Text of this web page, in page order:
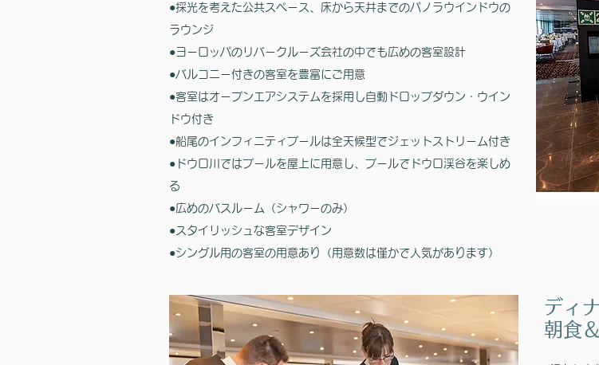
●採光を考えた公共スペース、床から天井までのパノラウインドウの
ラウンジ
●ヨーロッパのリバークルーズ会社の中でも広めの客室設計
●バルコニー付きの客室を豊富にご用意
●客室はオープンエアシステムを採用し自動ドロップダウン・ウイン
ドウ付き
●船尾のインフィニティプールは全天候型でジェットストリーム付き
●ドウロ川ではプールを屋上に用意し、プールでドウロ渓谷を楽しめ
る
●広めのバスルーム（シャワーのみ）
●スタイリッシュな客室デザイン
​●シングル用の客室の用意あり（用意数は僅かで人気があります）
ディ
朝食